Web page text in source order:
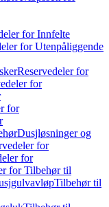
for Innfelte
for Utenpåliggende
Reservedeler for
for
for
Dusjløsninger og
for
for
for Tilbehør til
Tilbehør til